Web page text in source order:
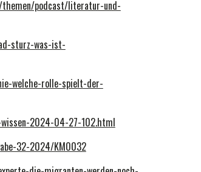
podcast/literatur-und-
sturz-was-ist-
welche-rolle-spielt-der-
2024-04-27-102.html
32-2024/KM0032